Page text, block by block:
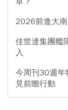
2026前進大
佳世達集團艦
入
今周刊30週年
見前瞻行動